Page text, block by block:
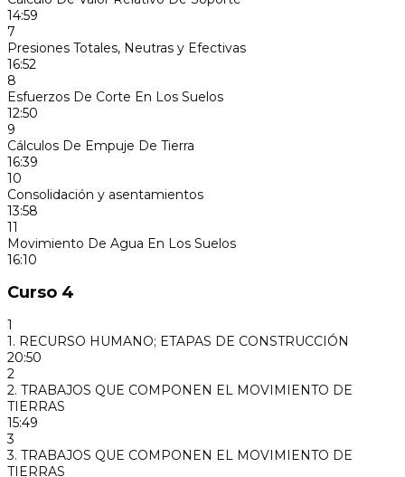
14:59
7
Presiones Totales, Neutras y Efectivas
16:52
8
Esfuerzos De Corte En Los Suelos
12:50
9
Cálculos De Empuje De Tierra
16:39
10
Consolidación y asentamientos
13:58
11
Movimiento De Agua En Los Suelos
16:10
Curso 4
1
1. RECURSO HUMANO; ETAPAS DE CONSTRUCCIÓN
20:50
2
2. TRABAJOS QUE COMPONEN EL MOVIMIENTO DE
TIERRAS
15:49
3
3. TRABAJOS QUE COMPONEN EL MOVIMIENTO DE
TIERRAS